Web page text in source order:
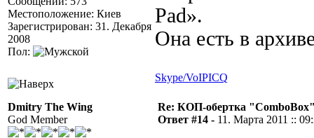
Местоположение: Киев
Зарегистрирован: 31. Декабря
2008
Пол:
Pad».
Она есть в
Skype/VoIPICQ
Dmitry The Wing
God Member
Re: КОП-обертка
Ответ #14 - 11. Марта 2011 ::